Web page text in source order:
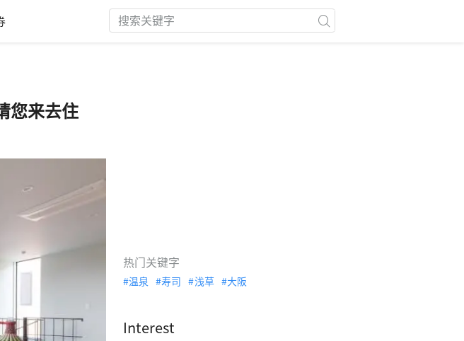
您来去住
热门关键字
温泉 寿司 浅草 大阪
Interest